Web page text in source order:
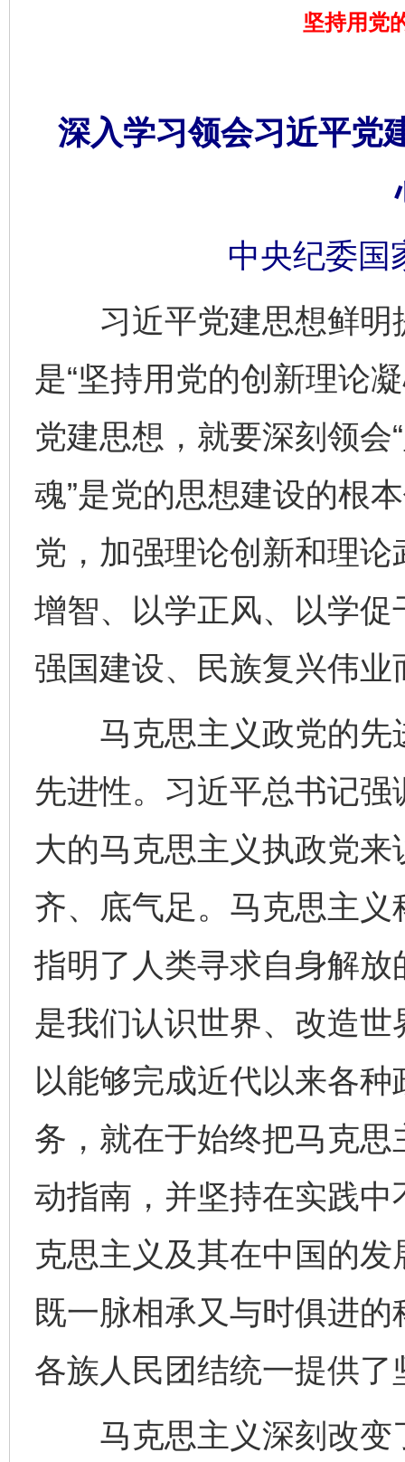
坚持用党
深入学习领会习近平党
中央纪委国
习近平党建思想鲜明
是“坚持用党的创新理论
党建思想，就要深刻领
魂”是党的思想建设的根
党，加强理论创新和理
增智、以学正风、以学
强国建设、民族复兴伟业
马克思主义政党的先
先进性。习近平总书记
大的马克思主义执政党
齐、底气足。马克思主
指明了人类寻求自身解
是我们认识世界、改造
以能够完成近代以来各
务，就在于始终把马克
动指南，并坚持在实践
克思主义及其在中国的
既一脉相承又与时俱进
各族人民团结统一提供了
马克思主义深刻改变